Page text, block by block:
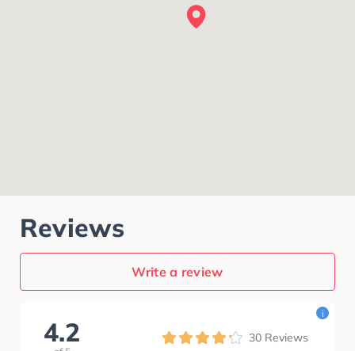
Reviews
Write a review
4.2 30 Reviews
i